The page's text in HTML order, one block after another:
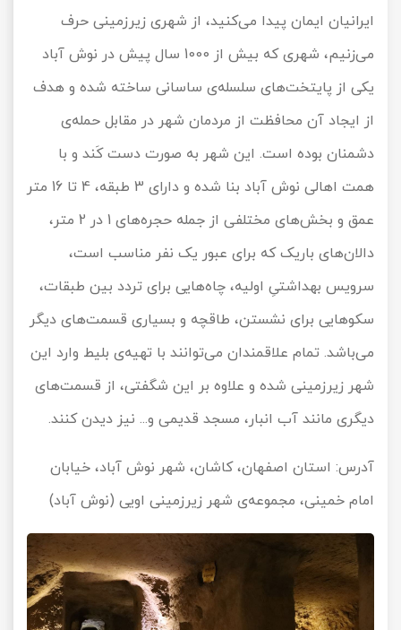
ایرانیان ایمان پیدا می‌کنید، از شهری زیرزمینی حرف
می‌زنیم، شهری که بیش از 1000 سال پیش در نوش آباد
یکی از پایتخت‌های سلسله‌ی ساسانی ساخته شده و هدف
از ایجاد آن محافظت از مردمان شهر در مقابل حمله‌ی
دشمنان بوده است. این شهر به صورت دست کَند و با
همت اهالی نوش آباد بنا شده و دارای 3 طبقه، 4 تا 16 متر
عمق و بخش‌های مختلفی از جمله حجره‌های 1 در 2 متر،
دالان‌های باریک که برای عبور یک نفر مناسب است،
سرویس بهداشتیِ اولیه، چاه‌هایی برای تردد بین طبقات،
سکوهایی برای نشستن، طاقچه و بسیاری قسمت‌های دیگر
می‌باشد. تمام علاقمندان می‌توانند با تهیه‌ی بلیط وارد این
شهر زیرزمینی شده و علاوه بر این شگفتی، از قسمت‌های
دیگری مانند آب انبار، مسجد قدیمی و... نیز دیدن کنند.
آدرس: استان اصفهان، کاشان، شهر نوش آباد، خیابان
امام خمینی، مجموعه‌ی شهر زیرزمینی اویی (نوش آباد)